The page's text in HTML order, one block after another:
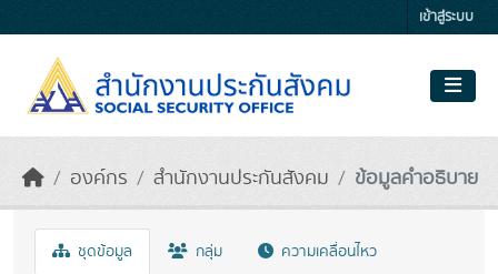
เข้าสู่ระบบ
องค์กร สำนักงานประกันสังคม ข้อมูลคำอธิบาย
ชุดข้อมูล กลุ่ม ความเคลื่อนไหว